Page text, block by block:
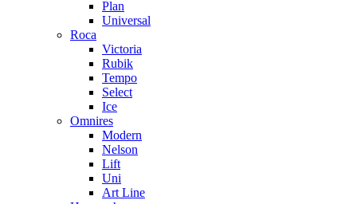
Plan
Universal
Roca
Victoria
Rubik
Tempo
Select
Ice
Omnires
Modern
Nelson
Lift
Uni
Art Line